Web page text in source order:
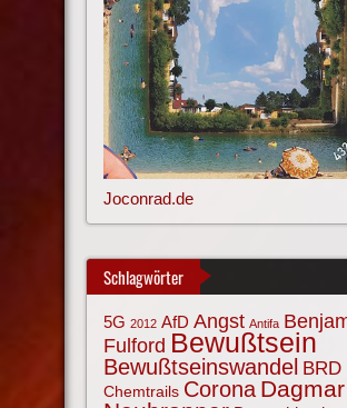
Joconrad.de
Schlagwörter
5G 2012 AfD Angst Antifa
Fulford Bewußtsein
Bewußtseinswandel BRD
Chemtrails Corona Dagmar